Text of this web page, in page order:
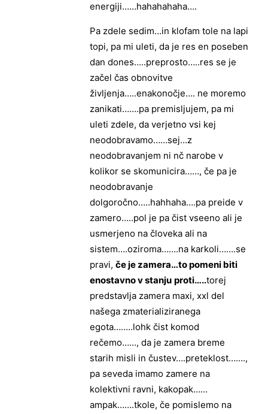
energiji……hahahahaha….
Pa zdele sedim…in klofam tole na lapi
topi, pa mi uleti, da je res en poseben
dan dones…..preprosto…..res se je
začel čas obnovitve
življenja…..enakonočje…. ne moremo
zanikati…….pa premisljujem, pa mi
uleti zdele, da verjetno vsi kej
neodobravamo……sej…z
neodobravanjem ni nč narobe v
kolikor se skomunicira……, če pa je
neodobravanje
dolgoročno…..hahhaha….pa preide v
zamero…..pol je pa čist vseeno ali je
usmerjeno na človeka ali na
sistem….oziroma…….na karkoli…….se
pravi, če je zamera…to pomeni biti
enostavno v stanju proti…..torej
predstavlja zamera maxi, xxl del
našega zmaterializiranega
egota……..lohk čist komod
rečemo……, da je zamera breme
starih misli in čustev….preteklost…….,
pa seveda imamo zamere na
kolektivni ravni, kakopak……
ampak…….tkole, če pomislemo na